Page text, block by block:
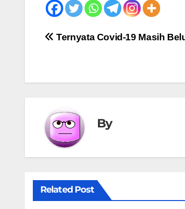
Post
Ternyata Covid-19 Masih
By
Related Post